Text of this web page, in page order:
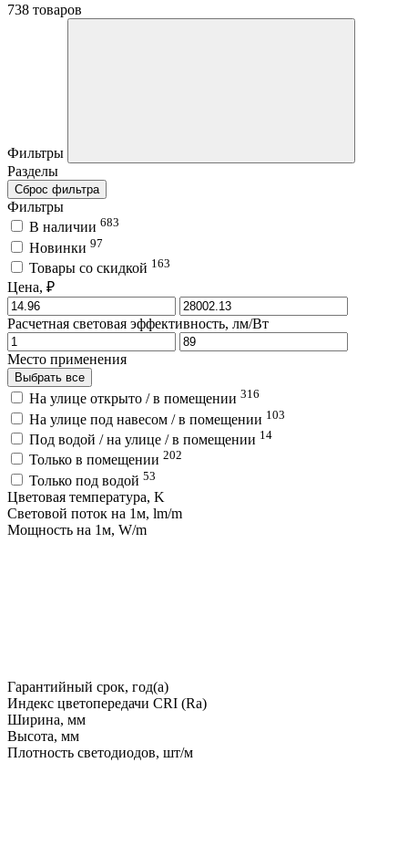
738 товаров
Фильтры
Разделы
Сброс фильтра
Фильтры
В наличии 683
Новинки 97
Товары со скидкой 163
Цена, ₽
Расчетная световая эффективность, лм/Вт
Место применения
Выбрать все
На улице открыто / в помещении 316
На улице под навесом / в помещении 103
Под водой / на улице / в помещении 14
Только в помещении 202
Только под водой 53
Цветовая температура, K
Световой поток на 1м, lm/m
Мощность на 1м, W/m
Гарантийный срок, год(а)
Индекс цветопередачи CRI (Ra)
Ширина, мм
Высота, мм
Плотность светодиодов, шт/м